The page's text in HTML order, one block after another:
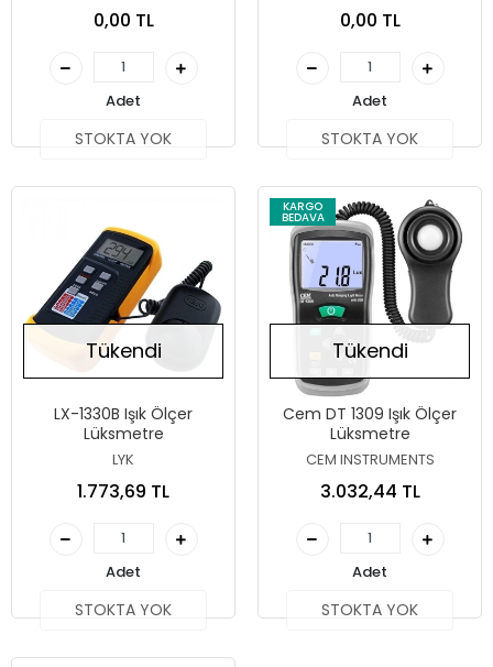
0,00 TL
Adet
STOKTA YOK
0,00 TL
Adet
STOKTA YOK
Tükendi
LX-1330B Işık Ölçer
Lüksmetre
LYK
1.773,69 TL
Adet
STOKTA YOK
KARGO
BEDAVA
Tükendi
Cem DT 1309 Işık Ölçer
Lüksmetre
CEM INSTRUMENTS
3.032,44 TL
Adet
STOKTA YOK